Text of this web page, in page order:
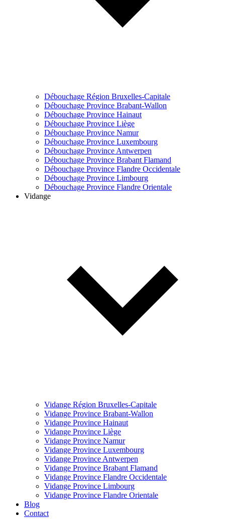
Débouchage Région Bruxelles-Capitale
Débouchage Province Brabant-Wallon
Débouchage Province Hainaut
Débouchage Province Liège
Débouchage Province Namur
Débouchage Province Luxembourg
Débouchage Province Antwerpen
Débouchage Province Brabant Flamand
Débouchage Province Flandre Occidentale
Débouchage Province Limbourg
Débouchage Province Flandre Orientale
Vidange
Vidange Région Bruxelles-Capitale
Vidange Province Brabant-Wallon
Vidange Province Hainaut
Vidange Province Liège
Vidange Province Namur
Vidange Province Luxembourg
Vidange Province Antwerpen
Vidange Province Brabant Flamand
Vidange Province Flandre Occidentale
Vidange Province Limbourg
Vidange Province Flandre Orientale
Blog
Contact